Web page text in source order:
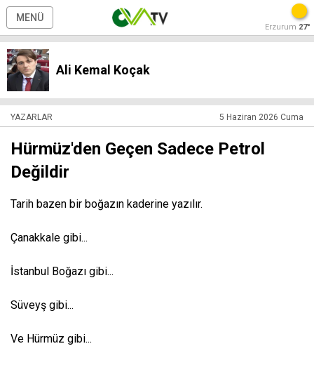
MENÜ
Erzurum 27°
Ali Kemal Koçak
YAZARLAR 5 Haziran 2026 Cuma
Hürmüz'den Geçen Sadece Petrol
Değildir
Tarih bazen bir boğazın kaderine yazılır.
Çanakkale gibi...
İstanbul Boğazı gibi...
Süveyş gibi...
Ve Hürmüz gibi...